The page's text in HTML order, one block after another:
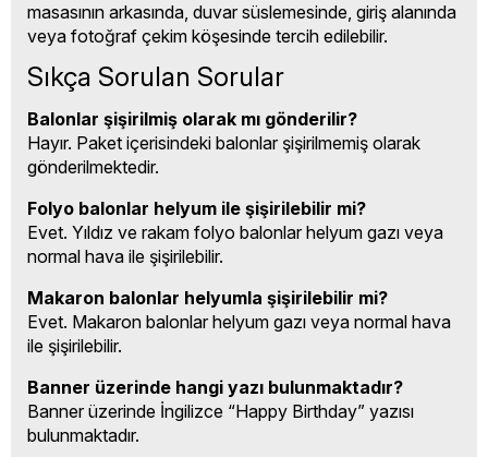
masasının arkasında, duvar süslemesinde, giriş alanında
veya fotoğraf çekim köşesinde tercih edilebilir.
Sıkça Sorulan Sorular
Balonlar şişirilmiş olarak mı gönderilir?
Hayır. Paket içerisindeki balonlar şişirilmemiş olarak
gönderilmektedir.
Folyo balonlar helyum ile şişirilebilir mi?
Evet. Yıldız ve rakam folyo balonlar helyum gazı veya
normal hava ile şişirilebilir.
Makaron balonlar helyumla şişirilebilir mi?
Evet. Makaron balonlar helyum gazı veya normal hava
ile şişirilebilir.
Banner üzerinde hangi yazı bulunmaktadır?
Banner üzerinde İngilizce “Happy Birthday” yazısı
bulunmaktadır.